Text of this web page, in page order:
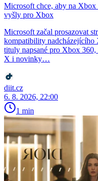
Microsoft chce, aby na
vyšly pro Xbox
Microsoft začal prosazovat
kompatibility
tituly napsané pro Xbox
X i novinky…
diit.cz
6. 8. 2026, 22:00
1 min